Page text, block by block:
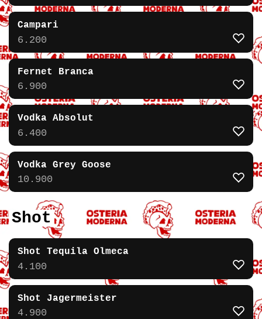
Campari
6.200
Fernet Branca
6.900
Vodka Absolut
6.400
Vodka Grey Goose
10.900
Shot
Shot Tequila Olmeca
4.100
Shot Jagermeister
4.900